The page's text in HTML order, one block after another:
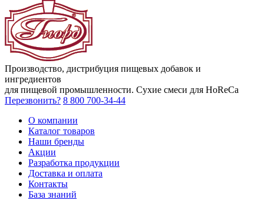
Производство, дистрибуция пищевых добавок и
ингредиентов
для пищевой промышленности. Сухие смеси для HoReCa
Перезвонить? 8 800 700-34-44
О компании
Каталог товаров
Наши бренды
Акции
Разработка продукции
Доставка и оплата
Контакты
База знаний